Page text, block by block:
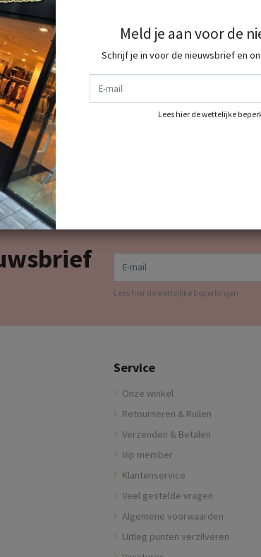
bij ons dus shop jou complete
E-mail
Lees hier de wettelijke beperkingen
Service
Onze winkel
Retourneren & Ruilen
Verzenden & Betalen
Vip member
Klantenservice
Veel gestelde vragen
Algemene voorwaarden
Uitleg punten verzilveren
Meld je aan voor de
Schrijf je in voor de nieuwsbrief en
E-mail
Lees hier de wettelijke